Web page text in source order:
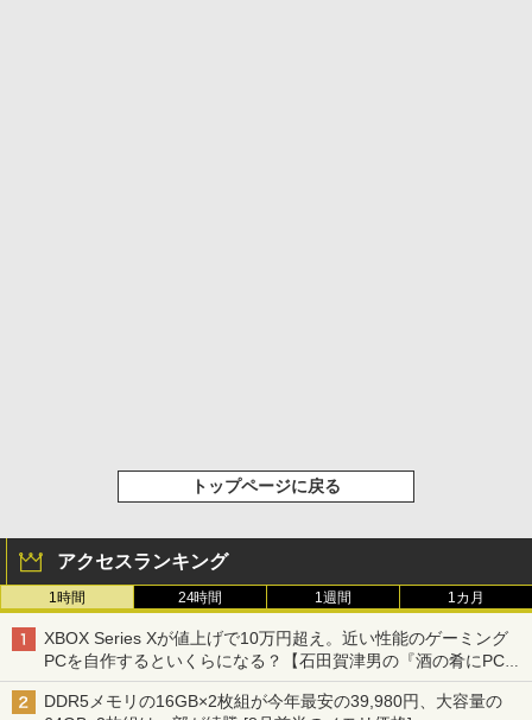
トップページに戻る
アクセスランキング
1時間 24時間 1週間 1カ月
XBOX Series Xが値上げで10万円超え。近い性能のゲーミング
PCを自作するといくらになる？【石田賀津男の『酒の肴にPCゲ
ーム』】
DDR5メモリの16GB×2枚組が今年最安の39,980円、大容量の